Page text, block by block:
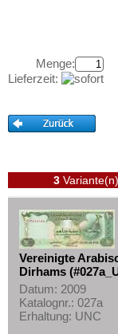
Kataloge
Aufbewahrung
Kontakt
Preislisten
Ankauf
FAQ
Menge:
Lieferzeit:
3
Vereinigte
Dirhams
Datum: 2009
Katalognr.: 027a
Erhaltung: UNC